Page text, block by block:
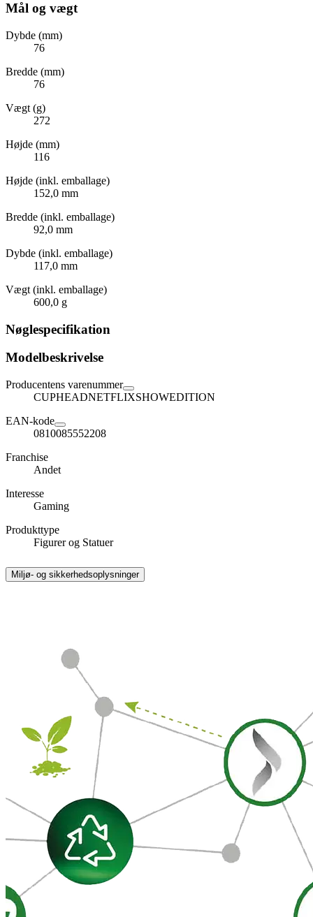
Mål og vægt
Dybde (mm)
76
Bredde (mm)
76
Vægt (g)
272
Højde (mm)
116
Højde (inkl. emballage)
152,0 mm
Bredde (inkl. emballage)
92,0 mm
Dybde (inkl. emballage)
117,0 mm
Vægt (inkl. emballage)
600,0 g
Nøglespecifikation
Modelbeskrivelse
Producentens varenummer
CUPHEADNETFLIXSHOWEDITION
EAN-kode
0810085552208
Franchise
Andet
Interesse
Gaming
Produkttype
Figurer og Statuer
Miljø- og sikkerhedsoplysninger